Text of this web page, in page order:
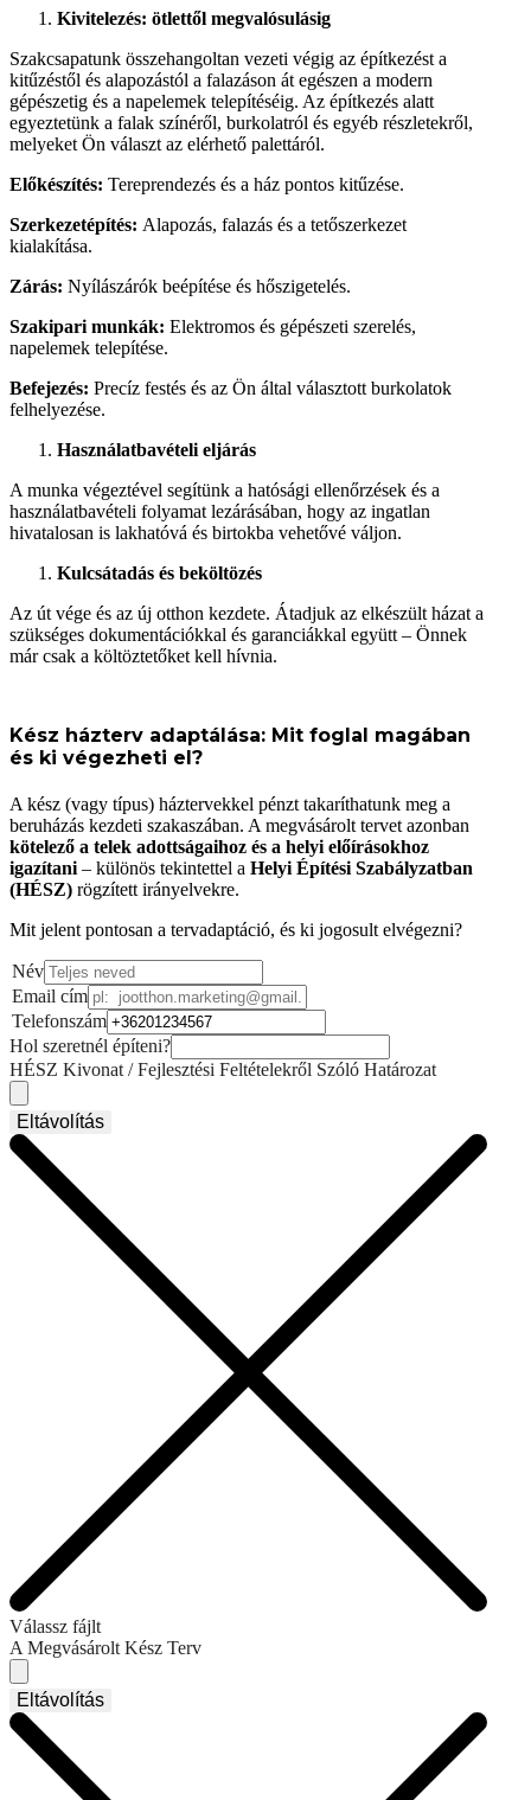
Kivitelezés: ötlettől megvalósulásig
Szakcsapatunk összehangoltan vezeti végig az építkezést a
kitűzéstől és alapozástól a falazáson át egészen a modern
gépészetig és a napelemek telepítéséig. Az építkezés alatt
egyeztetünk a falak színéről, burkolatról és egyéb részletekről,
melyeket Ön választ az elérhető palettáról.
Előkészítés: Tereprendezés és a ház pontos kitűzése.
Szerkezetépítés: Alapozás, falazás és a tetőszerkezet
kialakítása.
Zárás: Nyílászárók beépítése és hőszigetelés.
Szakipari munkák: Elektromos és gépészeti szerelés,
napelemek telepítése.
Befejezés: Precíz festés és az Ön által választott burkolatok
felhelyezése.
Használatbavételi eljárás
A munka végeztével segítünk a hatósági ellenőrzések és a
használatbavételi folyamat lezárásában, hogy az ingatlan
hivatalosan is lakhatóvá és birtokba vehetővé váljon.
Kulcsátadás és beköltözés
Az út vége és az új otthon kezdete. Átadjuk az elkészült házat a
szükséges dokumentációkkal és garanciákkal együtt – Önnek
már csak a költöztetőket kell hívnia.
Kész házterv adaptálása: Mit foglal magában
és ki végezheti el?
A kész (vagy típus) háztervekkel pénzt takaríthatunk meg a
beruházás kezdeti szakaszában. A megvásárolt tervet azonban
kötelező a telek adottságaihoz és a helyi előírásokhoz
igazítani – különös tekintettel a Helyi Építési Szabályzatban
(HÉSZ) rögzített irányelvekre.
Mit jelent pontosan a tervadaptáció, és ki jogosult elvégezni?
Név
Email cím
Telefonszám
Hol szeretnél építeni?
HÉSZ Kivonat / Fejlesztési Feltételekről Szóló Határozat
Eltávolítás
Válassz fájlt
A Megvásárolt Kész Terv
Eltávolítás